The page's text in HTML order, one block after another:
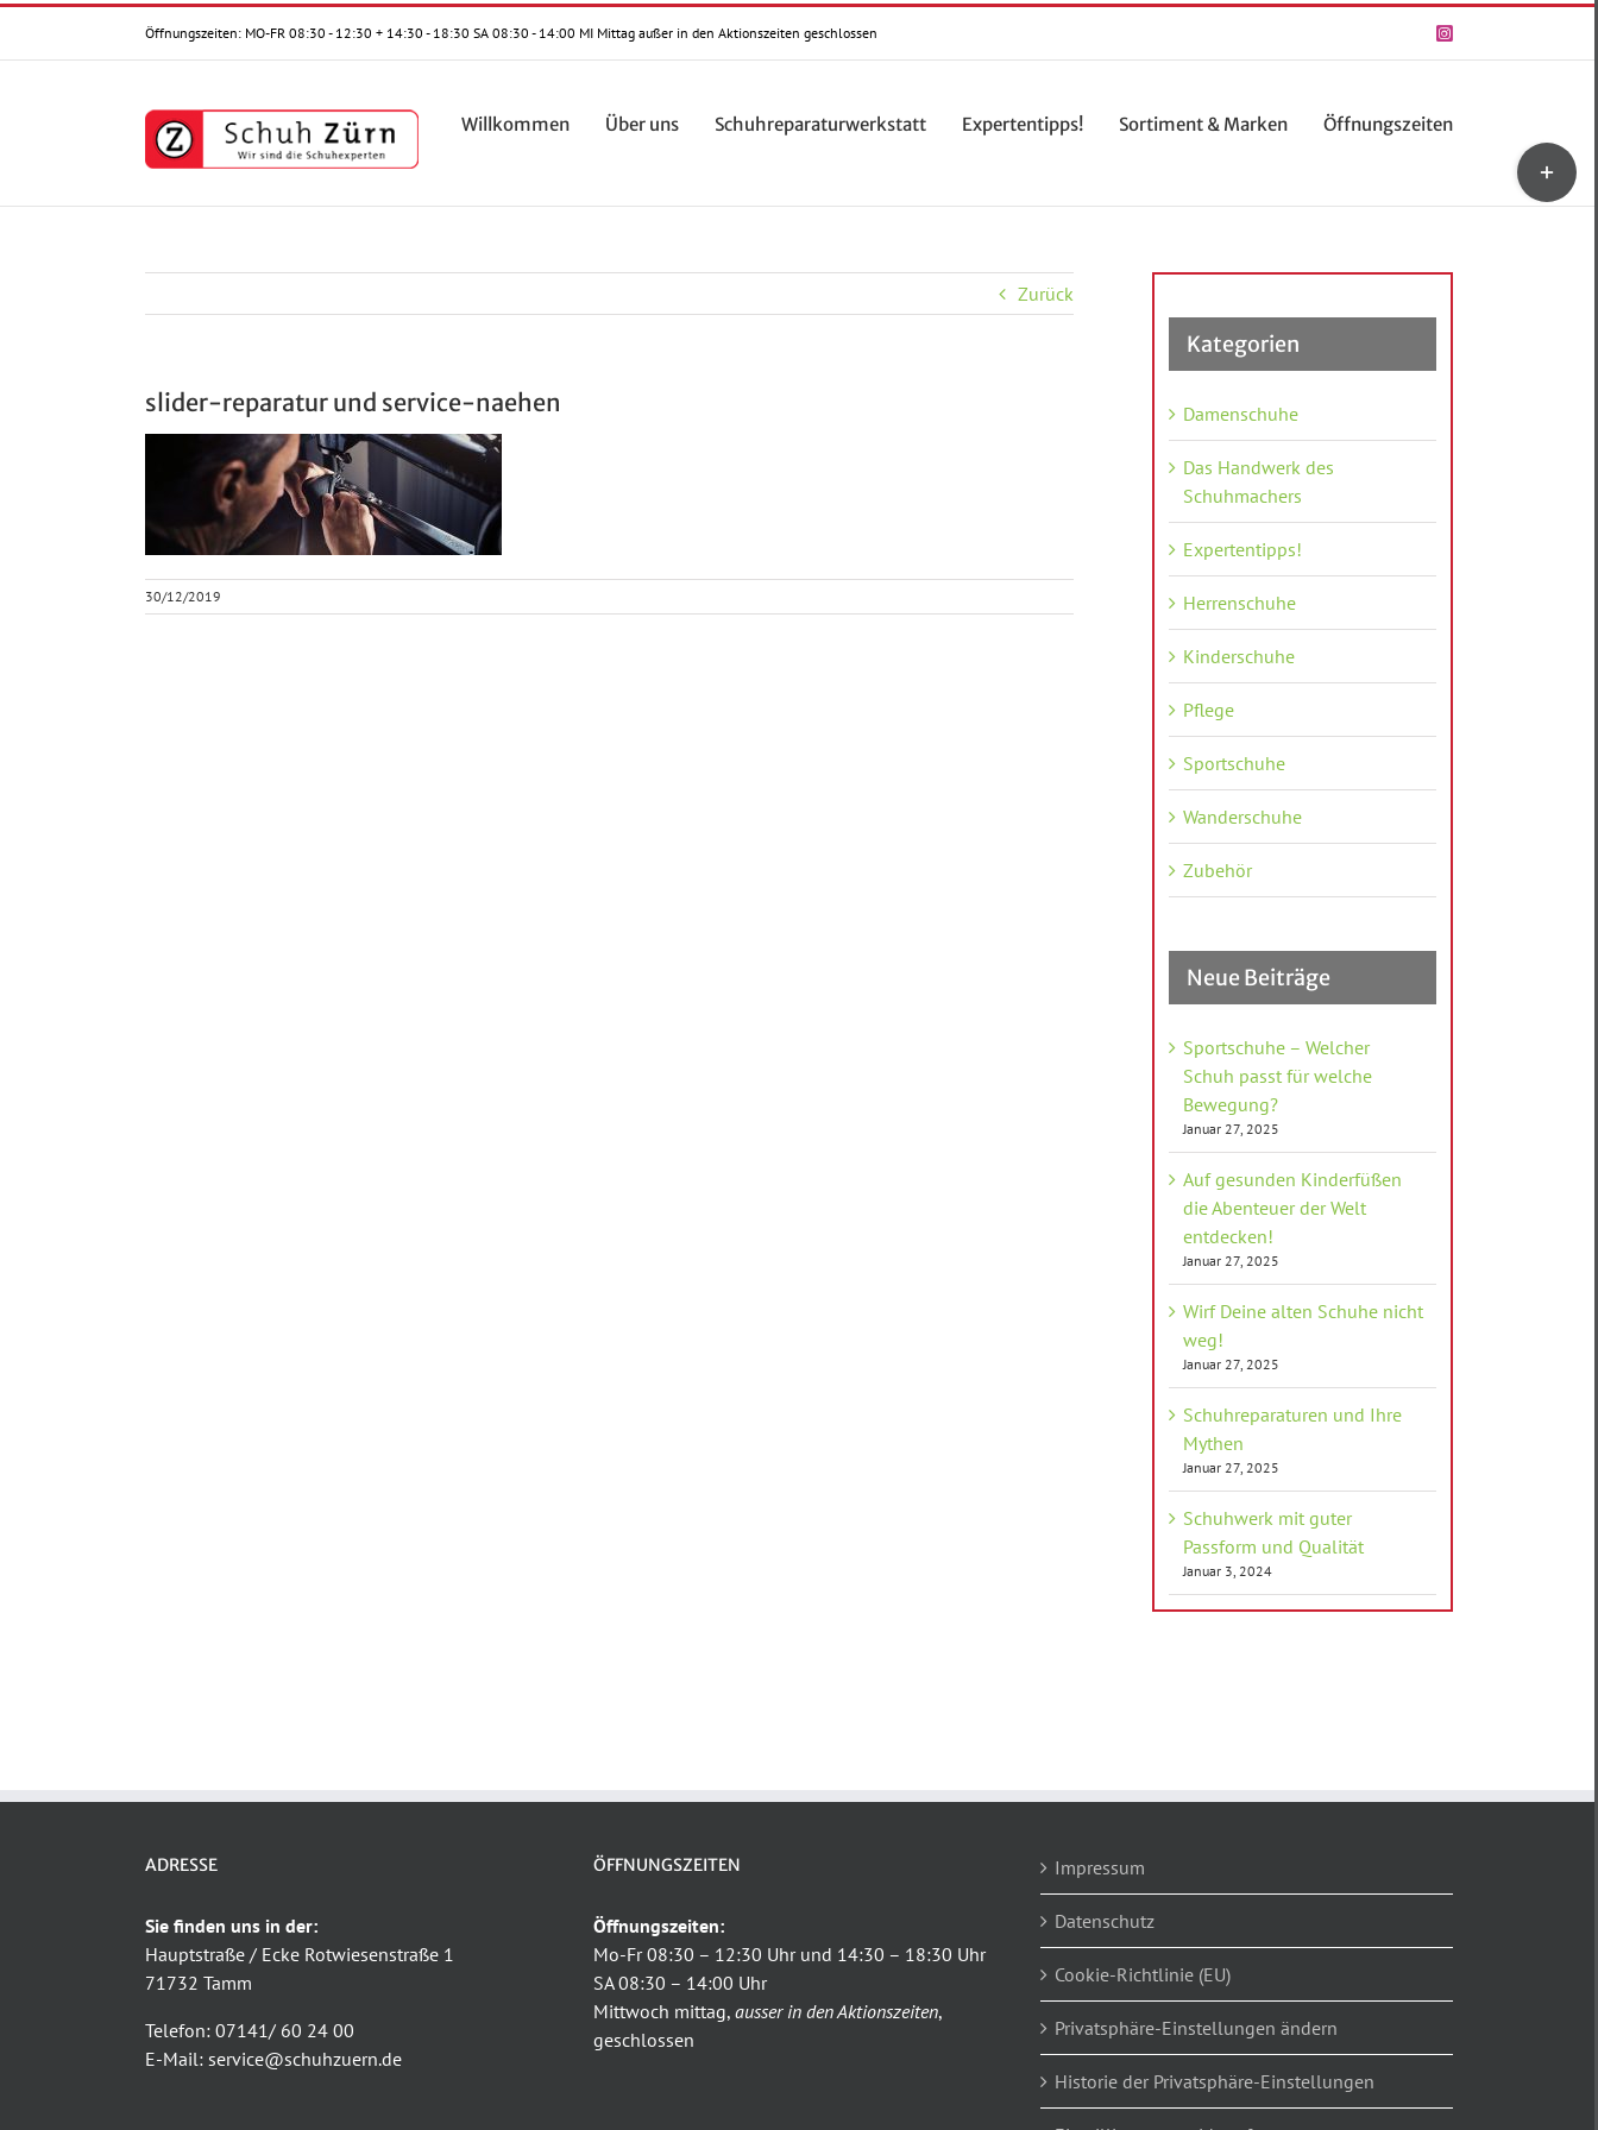
Zum
Öffnungszeiten: MO-FR 08:30 - 12:30 + 14:30 - 18:30 SA 08:30 - 14:00 MI Mittag außer in den Aktionszeiten geschlossen Instagram
Willkommen Über uns Schuhreparaturwerkstatt Expertentipps! Sortiment & Marken Öffnungszeiten
Zurück
slider-reparatur und service-naehen
30/12/2019
Kategorien
Damenschuhe
Das Handwerk des
Schuhmachers
Expertentipps!
Herrenschuhe
Kinderschuhe
Pflege
Sportschuhe
Wanderschuhe
Zubehör
Neue Beiträge
Sportschuhe – Welcher
Schuh passt für welche
Bewegung?
Januar 27, 2025
Auf gesunden Kinderfüßen
die Abenteuer der Welt
entdecken!
Januar 27, 2025
Wirf Deine alten Schuhe nicht
weg!
Januar 27, 2025
Schuhreparaturen und Ihre
Mythen
Januar 27, 2025
Schuhwerk mit guter
Passform und Qualität
Januar 3, 2024
ADRESSE
Sie finden uns in der:
Hauptstraße / Ecke Rotwiesenstraße 1
71732 Tamm
Telefon: 07141/ 60 24 00
E-Mail: service@schuhzuern.de
ÖFFNUNGSZEITEN
Öffnungszeiten:
Mo-Fr 08:30 – 12:30 Uhr und 14:30 – 18:30 Uhr
SA 08:30 – 14:00 Uhr
Mittwoch mittag, ausser in den Aktionszeiten,
geschlossen
Impressum
Datenschutz
Cookie-Richtlinie (EU)
Privatsphäre-Einstellungen ändern
Historie der Privatsphäre-Einstellungen
Toggle
Sliding
Bar